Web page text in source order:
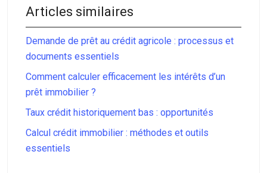
Articles similaires
Demande de prêt au crédit agricole : processus et
documents essentiels
Comment calculer efficacement les intérêts d’un
prêt immobilier ?
Taux crédit historiquement bas : opportunités
Calcul crédit immobilier : méthodes et outils
essentiels